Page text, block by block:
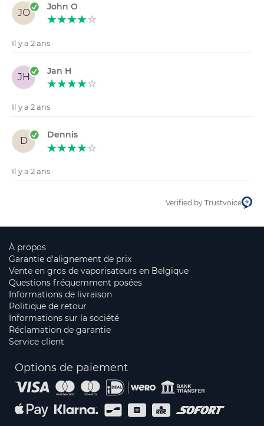
JO
John O
Il y a 2 ans
JH
Jan H
Il y a 2 ans
D
Dennis
Il y a 2 ans
Verified by Trustvoice
À propos
Garantie d'alignement de prix
Vente en gros de vaporisateurs en Belgique
Questions fréquemment posées
Informations de livraison
Politique de retour
Informations sur la société
Réclamation de garantie
Service client
Options de paiement